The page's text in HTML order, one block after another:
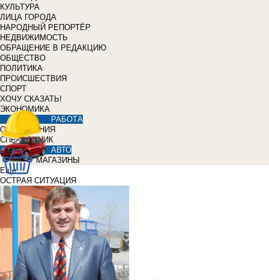
КУЛЬТУРА
ЛИЦА ГОРОДА
НАРОДНЫЙ РЕПОРТЁР
НЕДВИЖИМОСТЬ
ОБРАЩЕНИЕ В РЕДАКЦИЮ
ОБЩЕСТВО
ПОЛИТИКА
ПРОИСШЕСТВИЯ
СПОРТ
ХОЧУ СКАЗАТЬ!
ЭКОНОМИКА
РАБОТА
ОБЪЯВЛЕНИЯ
СПРАВОЧНИК
АВТО
МАГАЗИНЫ
Еще
ОСТРАЯ СИТУАЦИЯ